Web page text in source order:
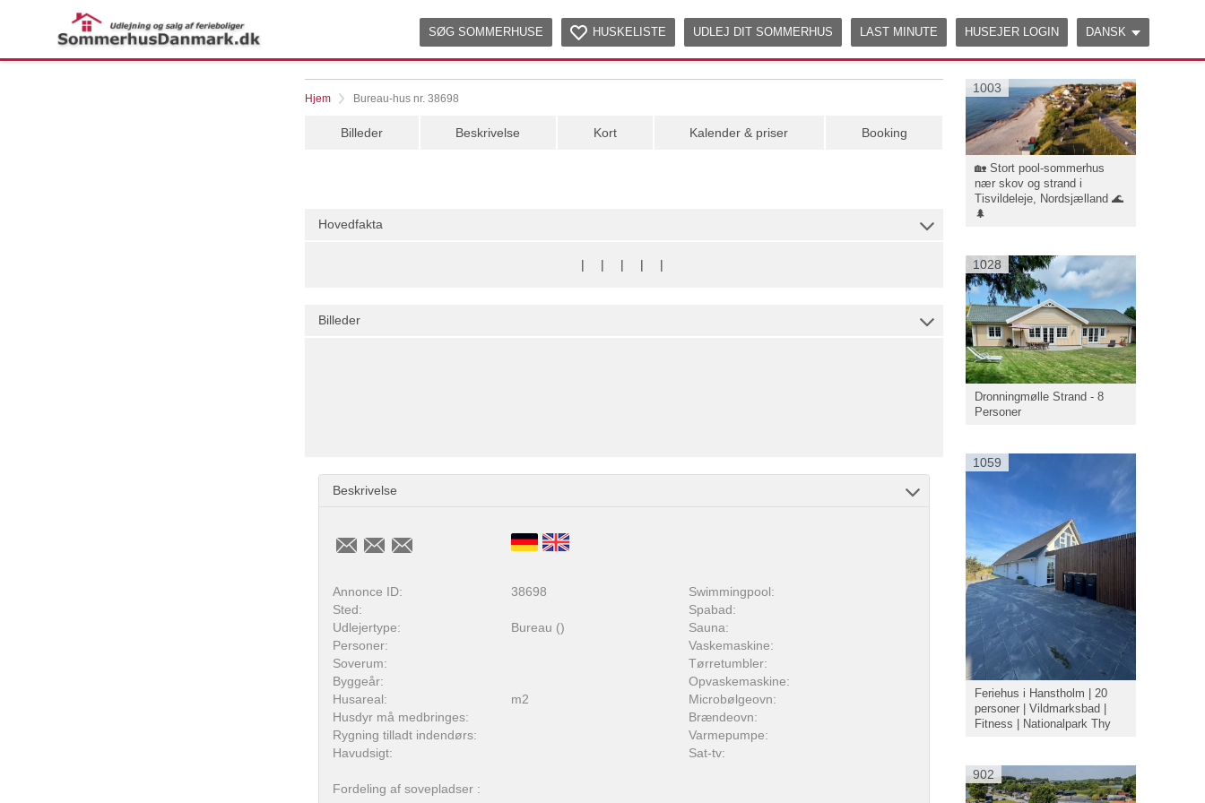
SØG SOMMERHUSE HUSKELISTE UDLEJ DIT SOMMERHUS LAST MINUTE HUSEJER LOGIN DANSK
1003
🏡 Stort pool-sommerhus
nær skov og strand i
Tisvildeleje, Nordsjælland 🌊
🌲
1028
Dronningmølle Strand - 8
Personer
1059
Feriehus i Hanstholm | 20
personer | Vildmarksbad |
Fitness | Nationalpark Thy
902
Hjem Bureau-hus nr. 38698
Billeder Beskrivelse Kort Kalender & priser Booking
Hovedfakta
| | | | |
Billeder
Beskrivelse
Annonce ID:
38698
Sted:
Udlejertype:
Bureau ()
Personer:
Soverum:
Byggeår:
Husareal:
m2
Husdyr må medbringes:
Rygning tilladt indendørs:
Havudsigt:
Swimmingpool:
Spabad:
Sauna:
Vaskemaskine:
Tørretumbler:
Opvaskemaskine:
Microbølgeovn:
Brændeovn:
Varmepumpe:
Sat-tv:
Fordeling af sovepladser :